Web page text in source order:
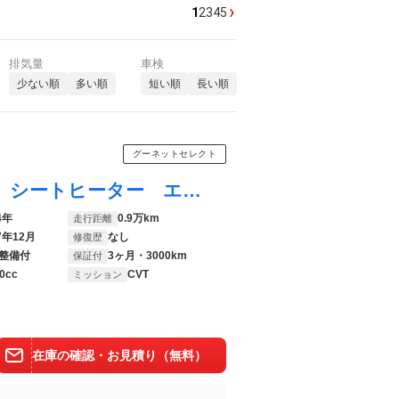
12345 ›
排気量
少ない順 多い順
車検
短い順 長い順
グーネットセレクト
ｅＫワゴン Ｍ 禁煙車 衝突軽減システム シートヒーター エアコン アイドリングストップ プライバシーガラス ヘッドライトレベライザー キーレスエントリー
走行距離 0.9万km
12月
修復歴 なし
備付
保証付 3ヶ月・3000km
ミッション CVT
在庫の確認・お見積り（無料）